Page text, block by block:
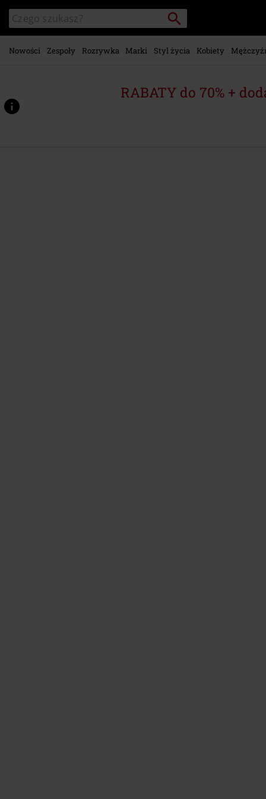
głównej
zawartości
Wyszukaj
katalog
Szukaj
Nowości Zespoły Rozrywka Marki Styl życia Kobiety
RABATY do 70% +